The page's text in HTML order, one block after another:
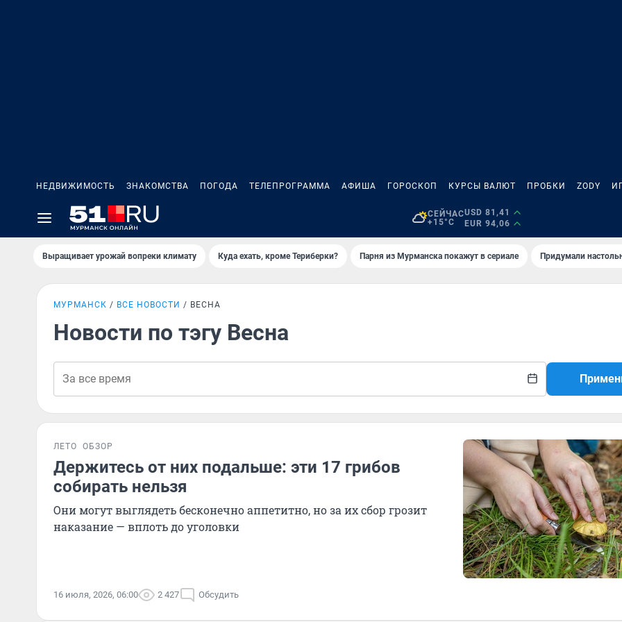
НЕДВИЖИМОСТЬ ЗНАКОМСТВА ПОГОДА ТЕЛЕПРОГРАММА АФИША ГОРОСКОП КУРСЫ ВАЛЮТ ПРОБКИ ZODY
СЕЙЧАС
+15°C
USD 81,41
EUR 94,06
Выращивает урожай вопреки климату Куда ехать, кроме Териберки? Парня из Мурманска покажут в сериале Придумали
МУРМАНСК ВСЕ НОВОСТИ ВЕСНА
Новости по тэгу Весна
ЛЕТО ОБЗОР
Держитесь от них подальше: эти 17 грибов
собирать нельзя
Они могут выглядеть бесконечно аппетитно, но за их сбор грозит
наказание — вплоть до уголовки
16 июля, 2026, 06:00 2 427 Обсудить